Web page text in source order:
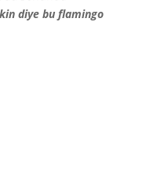
diye bu flamingo